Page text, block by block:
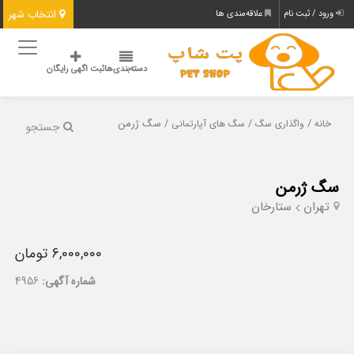
انتخاب شهر ورود / ثبت نام علاقه‌مندی ها
دسته‌بندی‌هاثبت اگهی رایگان
جستجو خانه / واگذاری سگ / سگ های آپارتمانی / سگ ژرمن
سگ ژرمن
تهران ستارخان
6,000,000 تومان
شماره آگهی: 4956